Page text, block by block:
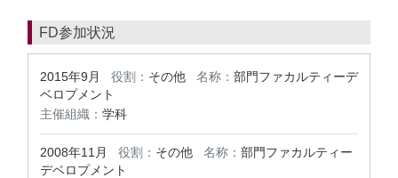
FD参加状況
2015年9月 役割： その他 名称： 部門ファカルティーデ
ベロプメント
主催組織： 学科
2008年11月 役割： その他 名称： 部門ファカルティー
デベロプメント